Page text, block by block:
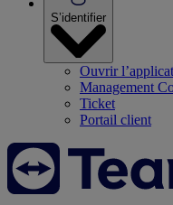
S’identifier
Ouvrir
Management
Ticket
Portail client